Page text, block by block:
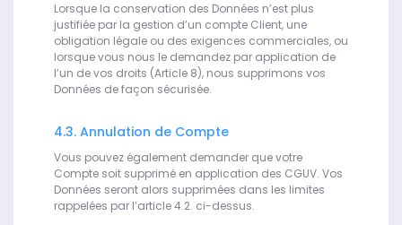
Lorsque la conservation des Données n’est plus
justifiée par la gestion d’un compte Client, une
obligation légale ou des exigences commerciales, ou
lorsque vous nous le demandez par application de
l’un de vos droits (Article 8), nous supprimons vos
Données de façon sécurisée.
4.3. Annulation de Compte
Vous pouvez également demander que votre
Compte soit supprimé en application des CGUV. Vos
Données seront alors supprimées dans les limites
rappelées par l’article 4.2. ci-dessus.